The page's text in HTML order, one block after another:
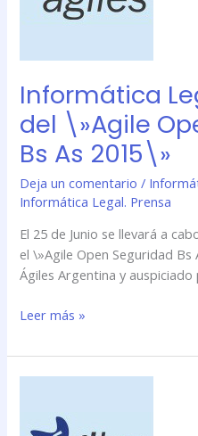
Informática
del \»Agile
Bs As 2015\»
Deja un comentario /
Informática Legal. Prensa
El 25 de Junio se llevará a
el \»Agile Open Seguridad
Ágiles Argentina y
\»Agile
Seguridad
As
2015\»
Leer más »
participará